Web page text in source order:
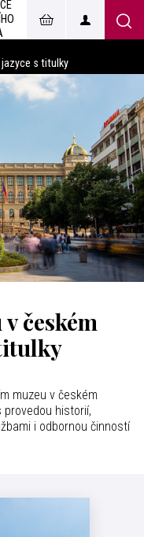
jazyce s titulky
českém
muzeu v českém
provedou historií,
i odbornou činností